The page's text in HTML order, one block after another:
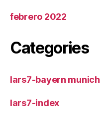
febrero 2022
Categories
lars7-bayern munich
lars7-index